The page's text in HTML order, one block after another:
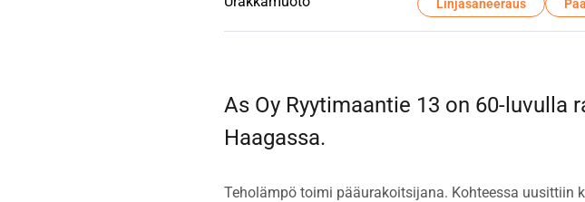
Linjasaneeraus
As Oy Ryytimaantie 13 on 60-luvulla
Haagassa.
Teholämpö toimi pääurakoitsijana. Kohteessa uusittiin